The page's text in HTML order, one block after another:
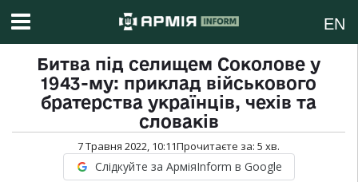
EN
Битва під селищем Соколове у
1943-му: приклад військового
братерства українців, чехів та
словаків
7 Травня 2022, 10:11Прочитаєте за: 5 хв.
Слідкуйте за АрміяInform в Google